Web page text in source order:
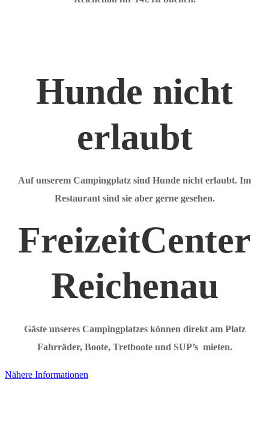
Hunde nicht
erlaubt
Auf unserem Campingplatz sind Hunde nicht erlaubt. Im
Restaurant sind sie aber gerne gesehen.
FreizeitCenter
Reichenau
Gäste unseres Campingplatzes können direkt am Platz
Fahrräder, Boote, Tretboote und SUP’s mieten.
Nähere Informationen